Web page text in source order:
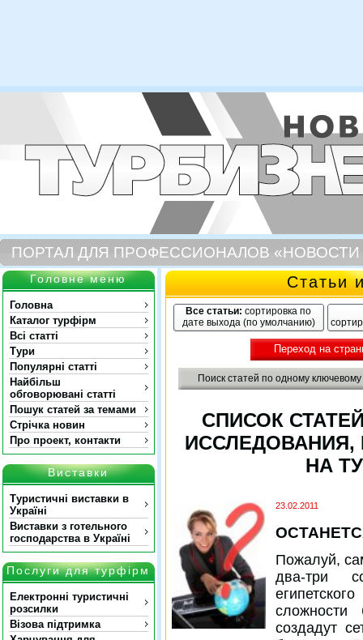
ПОРТАЛ ДЛЯ ПРОФЕССИОНАЛОВ «НОВОСТИ
Головне меню
Головна
Каталог турфірм
Всі статті
Тури
Популярні статті
Найбільш
обговорювані статті
Пошук статей за темами
Стрічка новин
Про проект, контакти
Виставки
Туристичні виставки в
Україні
Виставки з готельного
господарства в Україні
Послуги для турфірм
Електронні туристичні
розсилки
Візова підтримка
Статьи
Все статьи: сортировка по
дате выхода (по умолчанию)
Переход на
Поиск статей по одному ключевому
СПИСОК
НА
23.02.2011
Пожалуй,
два-три
сложности
создадут